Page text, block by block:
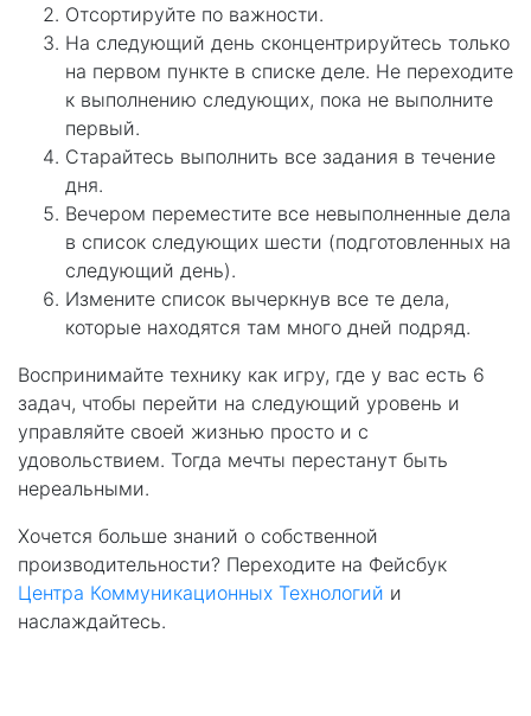
Отсортируйте по важности.
На следующий день сконцентрируйтесь только
на первом пункте в списке деле. Не переходите
к выполнению следующих, пока не выполните
первый.
Старайтесь выполнить все задания в течение
дня.
Вечером переместите все невыполненные дела
в список следующих шести (подготовленных на
следующий день).
Измените список вычеркнув все те дела,
которые находятся там много дней подряд.
Воспринимайте технику как игру, где у вас есть 6
задач, чтобы перейти на следующий уровень и
управляйте своей жизнью просто и с
удовольствием. Тогда мечты перестанут быть
нереальными.
Хочется больше знаний о собственной
производительности? Переходите на Фейсбук
Центра Коммуникационных Технологий и
наслаждайтесь.